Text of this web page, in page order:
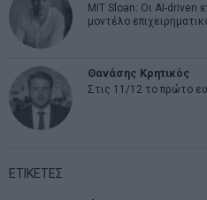
MIT Sloan: Οι AI-driven
μοντέλο
Θανάσης Κρητικός
Στις 11/12 το πρώτο
ΕΤΙΚΕΤΕΣ